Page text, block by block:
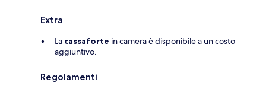
Extra
La cassaforte in camera è disponibile a un costo
aggiuntivo.
Regolamenti